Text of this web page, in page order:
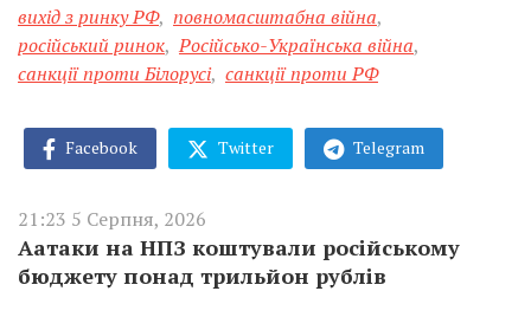
вихід з ринку РФ, повномасштабна війна,
російський ринок, Російсько-Українська війна,
санкції проти Білорусі, санкції проти РФ
Facebook Twitter Telegram
21:23 5 Серпня, 2026
Аатаки на НПЗ коштували російському
бюджету понад трильйон рублів